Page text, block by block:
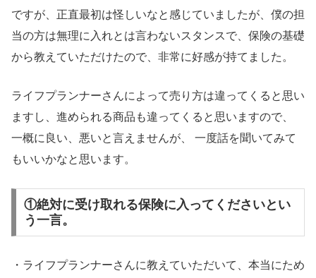
ですが、正直最初は怪しいなと感じていましたが、僕の担
当の方は無理に入れとは言わないスタンスで、保険の基礎
から教えていただけたので、非常に好感が持てました。
ライフプランナーさんによって売り方は違ってくると思い
ますし、進められる商品も違ってくると思いますので、
一概に良い、悪いと言えませんが、 一度話を聞いてみて
もいいかなと思います。
①絶対に受け取れる保険に入ってくださいとい
う一言。
・ライフプランナーさんに教えていただいて、本当にため